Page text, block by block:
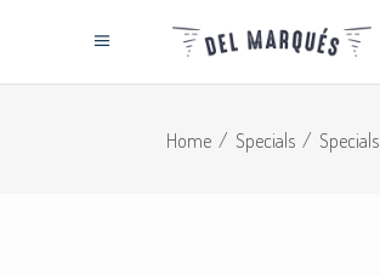
Home/ Specials/ Specials